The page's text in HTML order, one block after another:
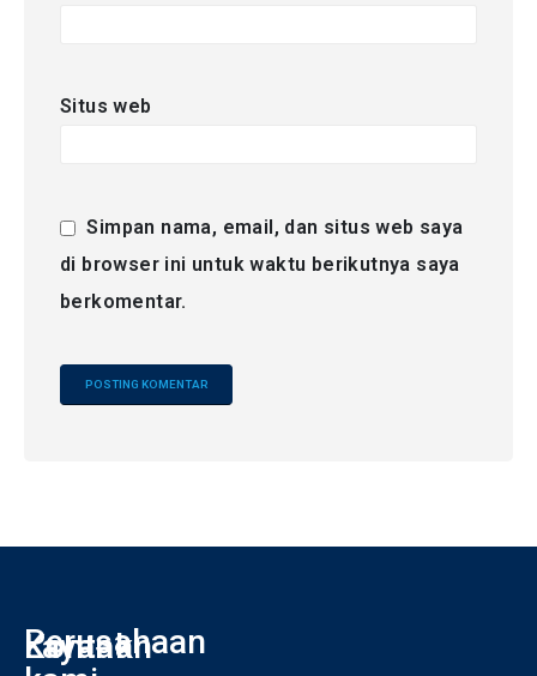
Situs web
Simpan nama, email, dan situs web saya
di browser ini untuk waktu berikutnya saya
berkomentar.
Perusahaan
Kontak
Layanan